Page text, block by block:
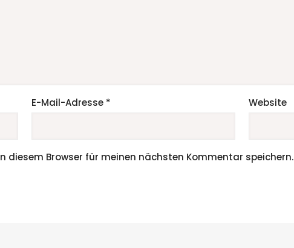
E-Mail-Adresse * Website
diesem Browser für meinen nächsten Kommentar speichern.